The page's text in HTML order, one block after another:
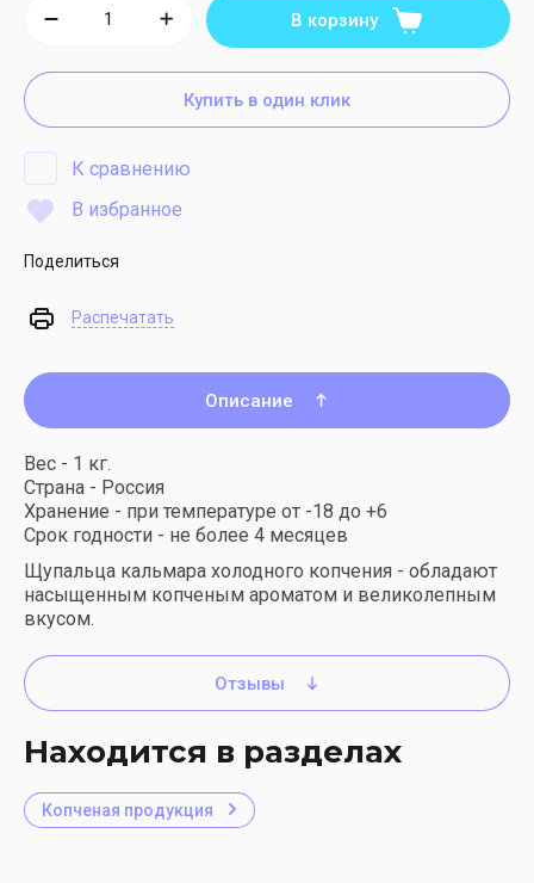
В корзину
Купить в один клик
К сравнению
В избранное
Поделиться
Распечатать
Описание
Вес - 1 кг.
Страна - Россия
Хранение - при температуре от -18 до +6
Срок годности - не более 4 месяцев
Щупальца кальмара холодного копчения - обладают
насыщенным копченым ароматом и великолепным
вкусом.
Отзывы
Находится в разделах
Копченая продукция